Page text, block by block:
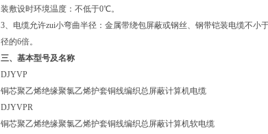
装敷设时环境温度：不低于0℃。
3、电缆允许zui小弯曲半径：金属带绕包屏蔽或钢丝、钢带铠装电
径的6倍。
三、基本型号及名称
DJYVP
铜芯聚乙烯绝缘聚氯乙烯护套铜线编织总屏蔽计算机电缆
DJYVPR
铜芯聚乙烯绝缘聚氯乙烯护套铜线编织总屏蔽计算机软电缆